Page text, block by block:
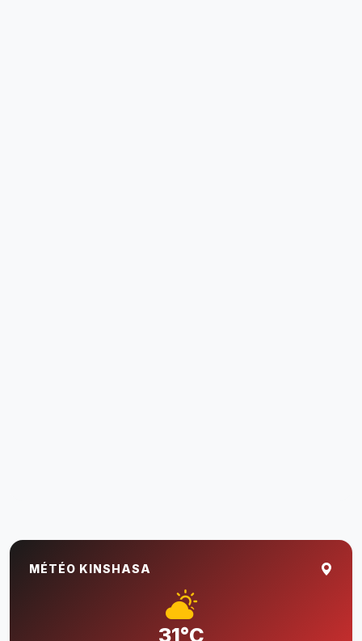
MÉTÉO KINSHASA
31°C